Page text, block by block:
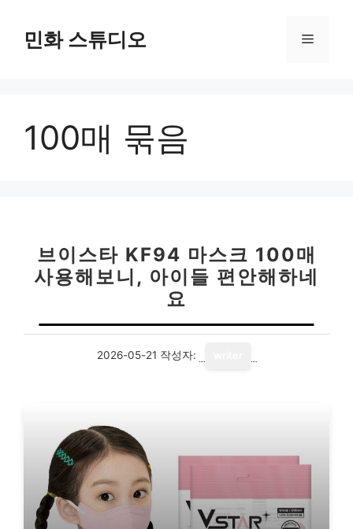
민화 스튜디오 메
100매 묶음
브이스타 KF94 마스크 100매
사용해보니, 아이들 편안해하네
요
2026-05-21 작성자: